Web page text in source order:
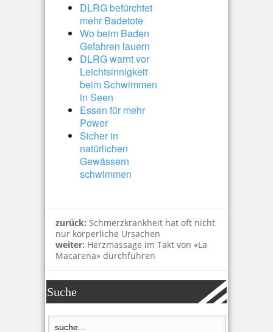
DLRG befürchtet
mehr Badetote
Wo beim Baden
Gefahren lauern
DLRG warnt vor
Leichtsinnigkeit
beim Schwimmen
in Seen
Essen für mehr
Power
Sicher in
natürlichen
Gewässern
schwimmen
zurück: Schmerzkrankheit hat oft nicht
nur körperliche Ursachen
weiter: Herzmassage im Takt von «La
Macarena» durchführen
Suche